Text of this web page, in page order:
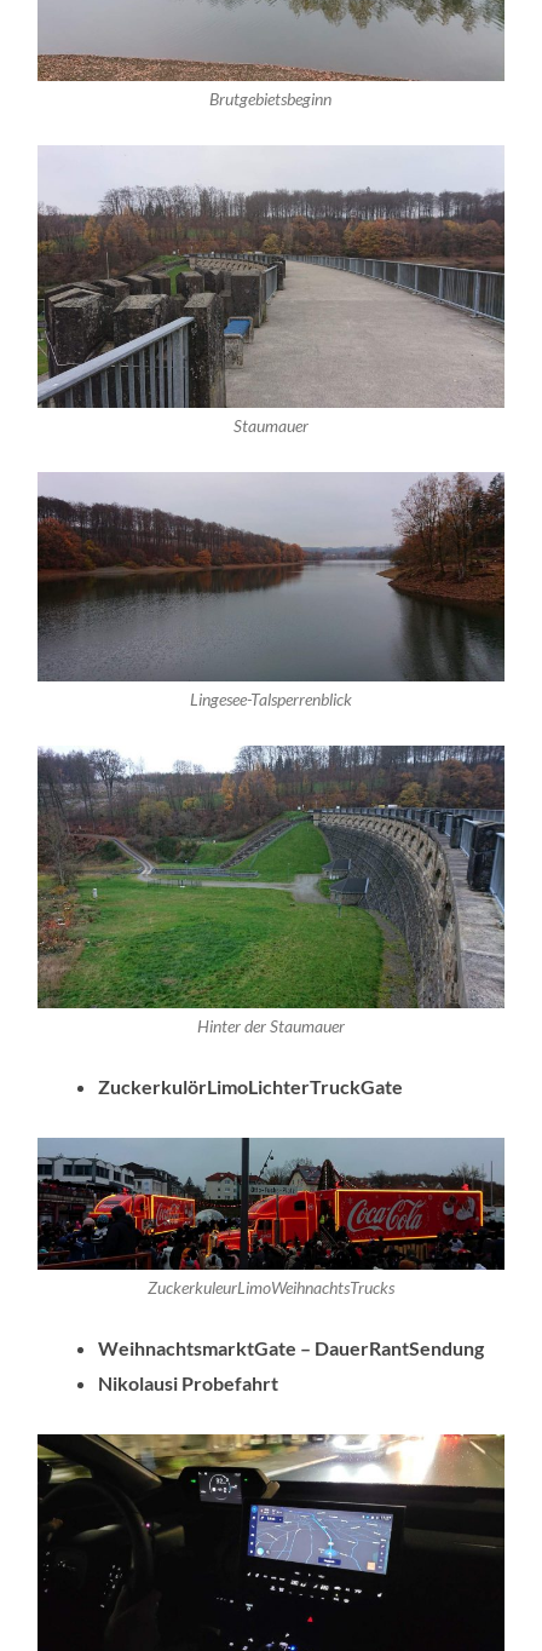
Brutgebietsbeginn
Staumauer
Lingesee-Talsperrenblick
Hinter der Staumauer
ZuckerkulörLimoLichterTruckGate
ZuckerkuleurLimoWeihnachtsTrucks
WeihnachtsmarktGate – DauerRantSendung
Nikolausi Probefahrt